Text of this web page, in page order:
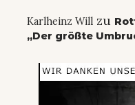
Karlheinz Will zu
„Der größte